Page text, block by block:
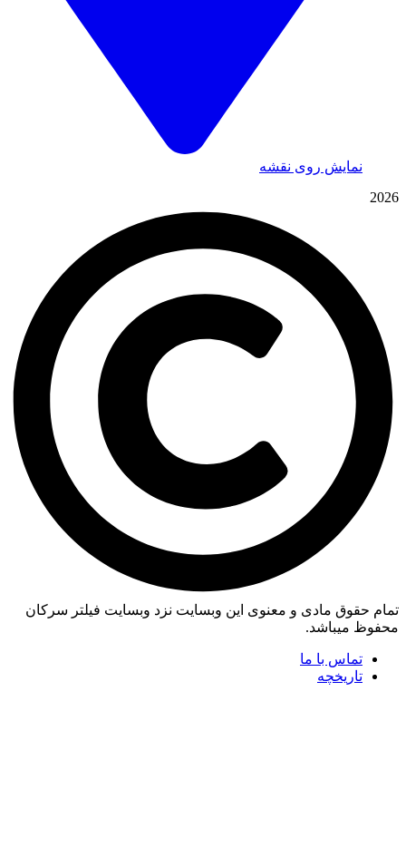
نمایش روی نقشه
2026
تمام حقوق مادی و معنوی این وبسایت نزد وبسایت فیلتر سرکان
محفوظ میباشد.
تماس با ما
تاریخچه